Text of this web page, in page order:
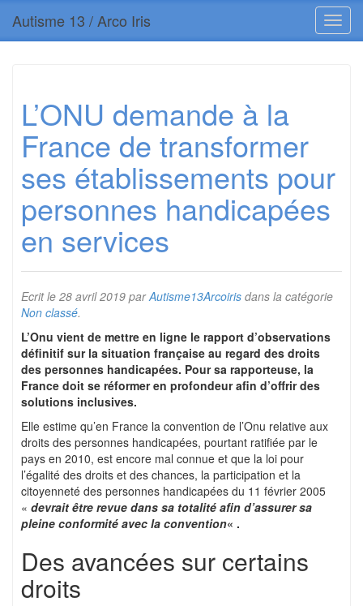
Autisme 13 / Arco Iris
L’ONU demande à la
France de transformer
ses établissements pour
personnes handicapées
en services
Ecrit le 28 avril 2019 parAutisme13Arcoiris dans la catégorie
Non classé.
L’Onu vient de mettre en ligne le rapport d’observations
définitif sur la situation française au regard des droits
des personnes handicapées. Pour sa rapporteuse, la
France doit se réformer en profondeur afin d’offrir des
solutions inclusives.
Elle estime qu’en France la convention de l’Onu relative aux
droits des personnes handicapées, pourtant ratifiée par le
pays en 2010, est encore mal connue et que la loi pour
l’égalité des droits et des chances, la participation et la
citoyenneté des personnes handicapées du 11 février 2005
« devrait être revue dans sa totalité afin d’assurer sa
pleine conformité avec la convention« .
Des avancées sur certains
droits